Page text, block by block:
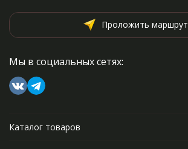
Проложить маршрут
Мы в социальных сетях:
Каталог товаров